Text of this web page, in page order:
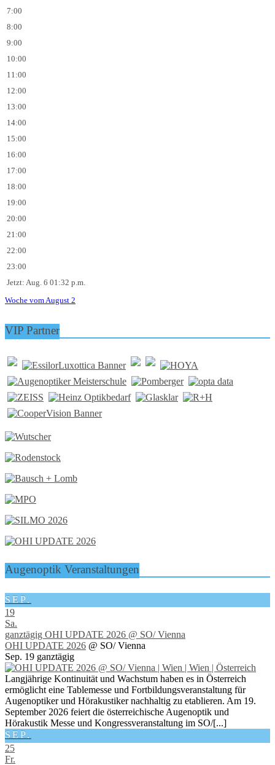
7:00
8:00
9:00
10:00
11:00
12:00
13:00
14:00
15:00
16:00
17:00
18:00
19:00
20:00
21:00
22:00
23:00
Jetzt: Aug. 6 01:32 p.m.
Woche vom August 2
VIP Partner
Augenoptik Veranstaltungen
SEP.
19
Sa.
ganztägig OHI UPDATE 2026 @ SO/ Vienna
OHI UPDATE 2026 @ SO/ Vienna
Sep. 19 ganztägig
Langjährige Kontinuität und Wachstum haben es in Österreich
ermöglicht eine Tablemesse und Fortbildungsveranstaltung für
Augenoptiker und Hörakustiker nachhaltig zu etablieren. Am 19.
September 2026 feiert die österreichische Augenoptik und
Hörakustik Messe und Kongressveranstaltung im SO/[...]
SEP.
25
Fr.